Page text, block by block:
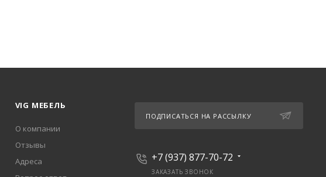
VIG МЕБЕЛЬ
О компании
Отзывы
Адреса
ПОДПИСАТЬСЯ НА РАССЫЛКУ
+7 (937) 877-70-72
ЗАКАЗАТЬ ЗВОНОК